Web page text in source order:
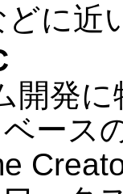
どに近
開発
ース